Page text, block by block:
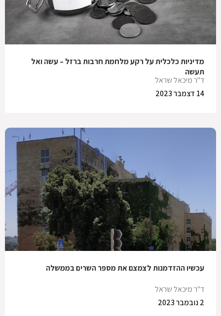
מדיניות כלכלית על רקע מלחמת חרבות ברזל – עשה ואל
תעשה
ד"ר מיכאל שראל
14 דצמבר 2023
עכשיו ההזדמנות לצמצם את מספר השרים בממשלה
ד"ר מיכאל שראל
2 נובמבר 2023